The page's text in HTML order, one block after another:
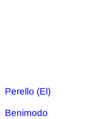
Perello (El)
Benimodo